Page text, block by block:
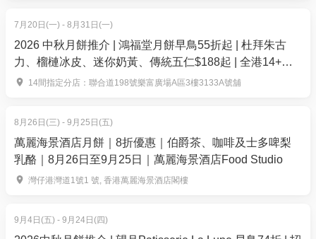
52296712。
攜同3-11歲小童請 WhatsApp 至 52296712 並提供
訂單編號及需要加的小童人數
小童請 WhatsApp 至 52296712 並提供訂單編號及需
要加的嬰兒人數
小童收費為正價(小童現時未設有任何優惠)
請參閱 :https://document-tc.galaxy.tf/wdpdf-
商品一經訂購完成後，即不可取消、更改訂單，亦
7月20日(一) - 8月31日(一)
2026 中秋月餅推介 | 鴻福堂月餅早鳥55折起 | 杜拜朱古
力、榴槤冰皮、迷你奶黃、傳統五仁$188起 | 全港14+分
店換領
14間指定分店：聯合道198號樂富廣場A區3樓3133A號舖
8月26日(三) - 9月25日(五)
萬麗海景酒店月餅｜8折優惠｜伯爵茶、咖啡及士多啤梨
乳酪｜8月26日至9月25日｜萬麗海景酒店Food Studio
灣仔港灣道1號1 號, 香港萬麗海景酒店閣樓
9月4日(五) - 9月24日(四)